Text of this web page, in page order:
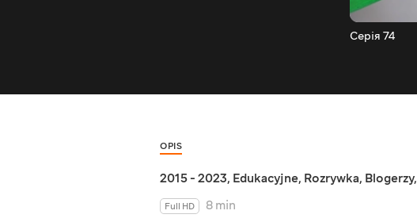
Серія 74
OPIS
2015 - 2023, Edukacyjne, Rozrywka, Blogerzy,
Full HD
8 min